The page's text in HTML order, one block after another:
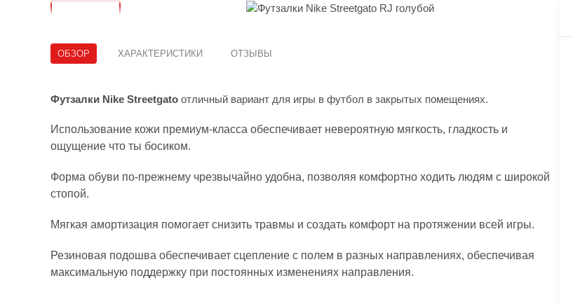
ОБЗОР ХАРАКТЕРИСТИКИ ОТЗЫВЫ
Футзалки Nike Streetgato отличный вариант для игры в футбол в закрытых помещениях.
Использование кожи премиум-класса обеспечивает невероятную мягкость, гладкость и
ощущение что ты босиком.
Форма обуви по-прежнему чрезвычайно удобна, позволяя комфортно ходить людям с широкой
стопой.
Мягкая амортизация помогает снизить травмы и создать комфорт на протяжении всей игры.
Резиновая подошва обеспечивает сцепление с полем в разных направлениях, обеспечивая
максимальную поддержку при постоянных изменениях направления.